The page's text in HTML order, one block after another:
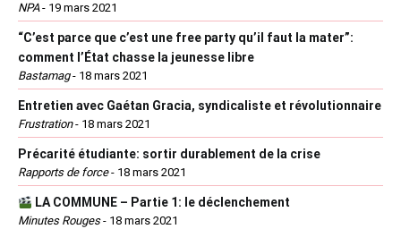
NPA- 19 mars 2021
“C’est parce que c’est une free party qu’il faut la mater”:
comment l’État chasse la jeunesse libre
Bastamag- 18 mars 2021
Entretien avec Gaétan Gracia, syndicaliste et révolutionnaire
Frustration- 18 mars 2021
Précarité étudiante: sortir durablement de la crise
Rapports de force- 18 mars 2021
LA COMMUNE – Partie 1: le déclenchement
Minutes Rouges- 18 mars 2021